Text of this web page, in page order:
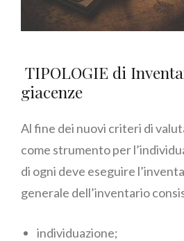
TIPOLOGIE di
giacenze
Al fine dei nuovi criteri di
come strumento per
di ogni deve eseguire
generale dell’inventario
individuazione;